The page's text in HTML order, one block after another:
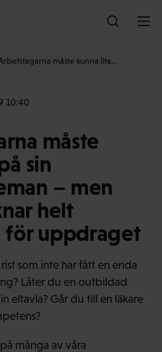
måste kunna lita…
10:40
måste
sin
– men
helt
uppdraget
som inte har fått en enda
Låter du en outbildad
eltavla? Går du till en läkare
många av våra